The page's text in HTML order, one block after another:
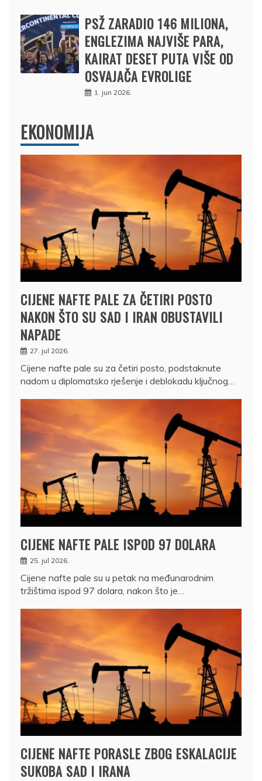
PSŽ ZARADIO 146 MILIONA,
ENGLEZIMA NAJVIŠE PARA,
KAIRAT DESET PUTA VIŠE OD
OSVAJAČA EVROLIGE
1. jun 2026.
EKONOMIJA
CIJENE NAFTE PALE ZA ČETIRI POSTO
NAKON ŠTO SU SAD I IRAN OBUSTAVILI
NAPADE
27. jul 2026.
Cijene nafte pale su za četiri posto, podstaknute
nadom u diplomatsko rješenje i deblokadu ključnog…
CIJENE NAFTE PALE ISPOD 97 DOLARA
25. jul 2026.
Cijene nafte pale su u petak na međunarodnim
tržištima ispod 97 dolara, nakon što je…
CIJENE NAFTE PORASLE ZBOG ESKALACIJE
SUKOBA SAD I IRANA